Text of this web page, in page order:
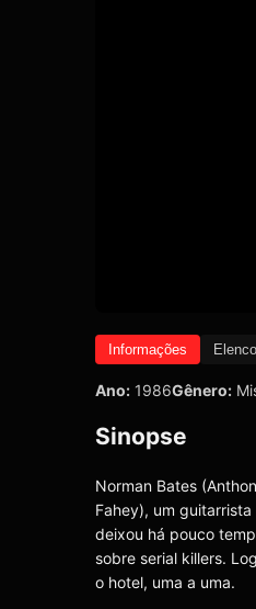
Informações Elenco
Ano: 1986Gênero:
Sinopse
Norman Bates
Fahey), um
deixou há pouco
sobre serial killers.
o hotel, uma a uma.